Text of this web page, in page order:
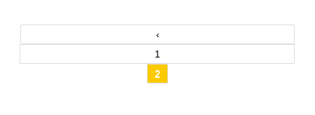
‹
1
2